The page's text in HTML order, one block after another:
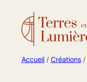
Accueil/ Créations/